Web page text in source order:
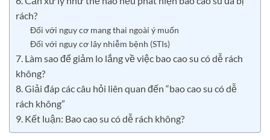
rách?
Đối với nguy cơ mang thai ngoài ý muốn
Đối với nguy cơ lây nhiễm bệnh (STIs)
7. Làm sao để giảm lo lắng về việc bao cao su có dễ rách
không?
8. Giải đáp các câu hỏi liên quan đến “bao cao su có dễ
rách không”
9. Kết luận: Bao cao su có dễ rách không?